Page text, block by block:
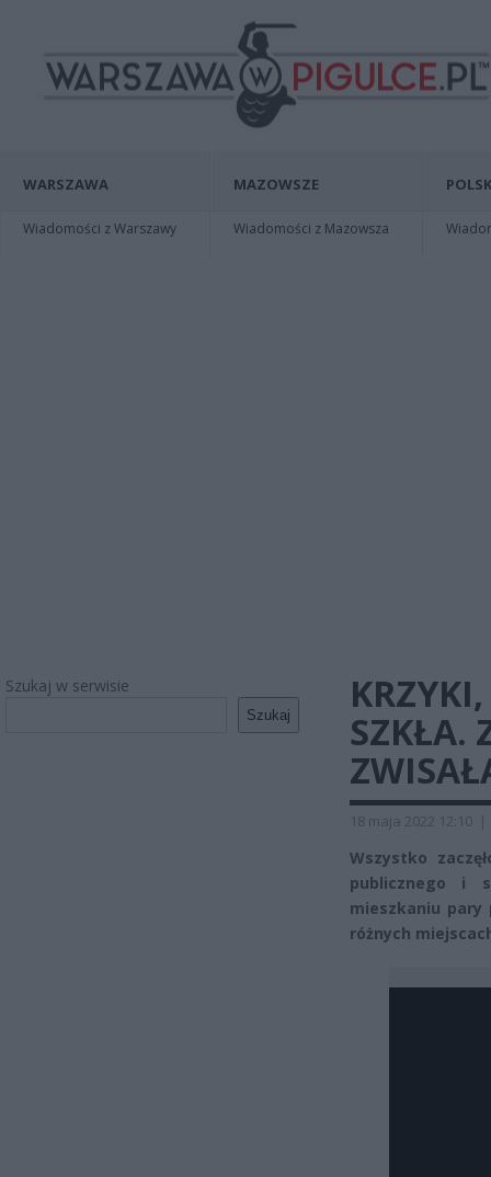
WARSZAWA
Wiadomości z Warszawy
MAZOWSZE
Wiadomości z Mazowsza
Szukaj w serwisie
Szukaj
SZKŁA.
18 maja 2022 12:10 |
Wszystko
publicznego i
mieszkaniu pary
różnych